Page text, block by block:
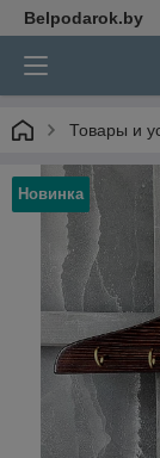
Belpodarok.by
Товары и
Новинка